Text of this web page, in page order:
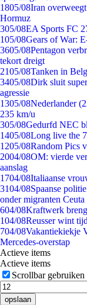
1805/08Iran
Hormuz
305/08EA Sports FC
105/08Gears of War:
3605/08Pentagon
tekort dreigt
2105/08Tanken in
3405/08Dirk sluit
agressie
1305/08Nederlander
235 km/u
305/08Gedurfd NEC
1405/08Long live the
1205/08Random Pics
2004/08OM: vierde
aanslag
1704/08Italiaanse
3104/08Spaanse
onder migranten Ceuta
604/08Kraftwerk
104/08Reusser wint
704/08Vakantiekiekje
Mercedes-overstap
Actieve items
Actieve items
Scrollbar gebruiken
opslaan